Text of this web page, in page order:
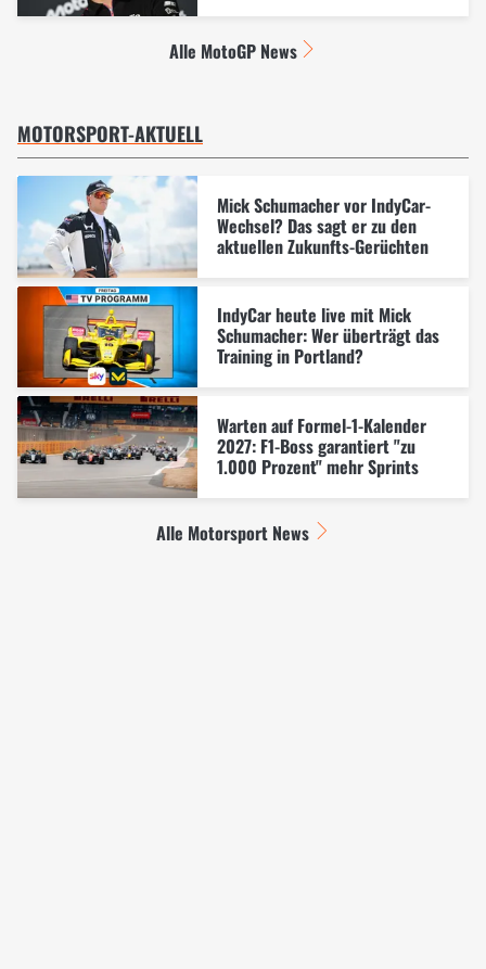
Alle MotoGP News
MOTORSPORT-AKTUELL
Mick Schumacher vor IndyCar-
Wechsel? Das sagt er zu den
aktuellen Zukunfts-Gerüchten
IndyCar heute live mit Mick
Schumacher: Wer überträgt das
Training in Portland?
Warten auf Formel-1-Kalender
2027: F1-Boss garantiert "zu
1.000 Prozent" mehr Sprints
Alle Motorsport News